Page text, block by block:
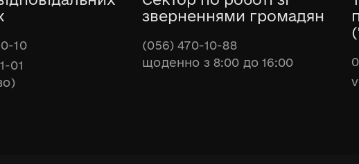
10
01
зверненнями громадян
(056) 470-10-88
щоденно з 8:00 до 16:00